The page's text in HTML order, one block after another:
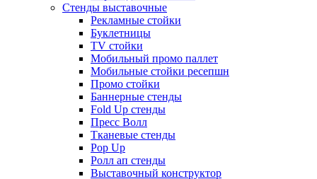
Стенды выставочные
Рекламные стойки
Буклетницы
TV стойки
Мобильный промо паллет
Мобильные стойки ресепшн
Промо стойки
Баннерные стенды
Fold Up стенды
Пресс Волл
Тканевые стенды
Pop Up
Ролл ап стенды
Выставочный конструктор